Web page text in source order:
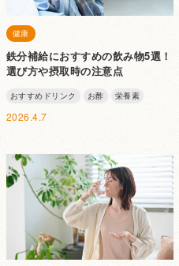
健康
鉄分補給におすすめの飲み物5選！
選び方や摂取時の注意点
おすすめドリンク お酢 栄養素
2026.4.7